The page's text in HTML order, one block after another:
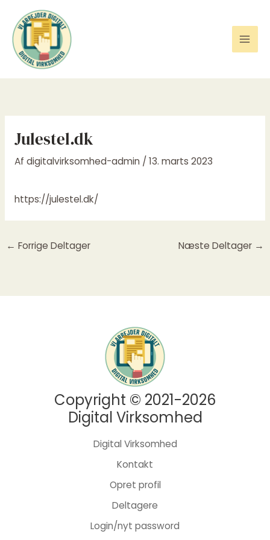
indholdet
Julestel.dk
Af digitalvirksomhed-admin / 13. marts 2023
https://julestel.dk/
← Forrige Deltager Næste Deltager →
Copyright © 2021-2026
Digital Virksomhed
Digital Virksomhed
Kontakt
Opret profil
Deltagere
Login/nyt password